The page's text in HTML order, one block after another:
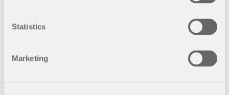
Statistics
Marketing